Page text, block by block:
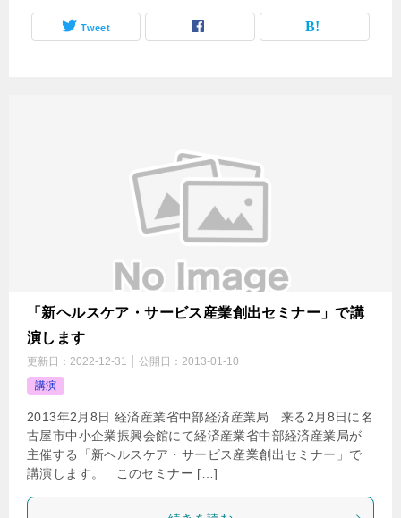
Tweet
「新ヘルスケア・サービス産業創出セミナー」で講
演します
更新日： 2022-12-31 公開日： 2013-01-10
講演
2013年2月8日 経済産業省中部経済産業局 来る2月8日に名
古屋市中小企業振興会館にて経済産業省中部経済産業局が
主催する「新ヘルスケア・サービス産業創出セミナー」で
講演します。 このセミナー […]